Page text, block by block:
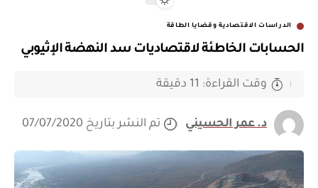
الدراسات الاقتصادية وقضايا الطاقة
الحسابات الخاطئة لاقتصاديات سد النهضة الإثيوبي
د. عمر الحسيني تم النشر بتاريخ 07/07/2020
وقت القراءة: 11 دقيقة